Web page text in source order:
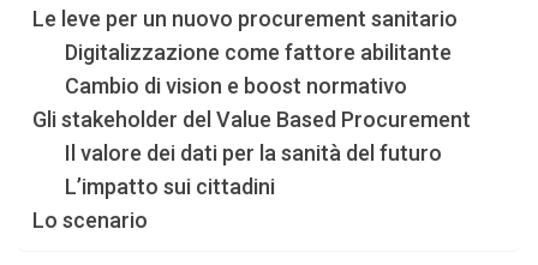
Le leve per un nuovo procurement sanitario
Digitalizzazione come fattore abilitante
Cambio di vision e boost normativo
Gli stakeholder del Value Based Procurement
Il valore dei dati per la sanità del futuro
L’impatto sui cittadini
Lo scenario